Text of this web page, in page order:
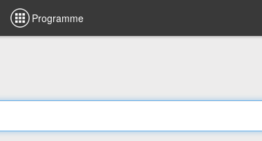
Programme